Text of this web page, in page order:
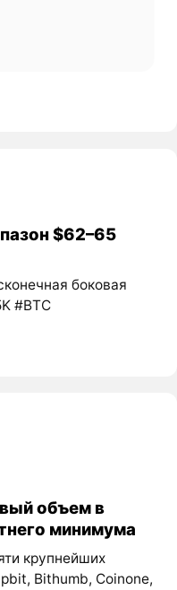
$62–65
боковая
#BTC
объем в
минимума
крупнейших
Bithumb, Coinone,